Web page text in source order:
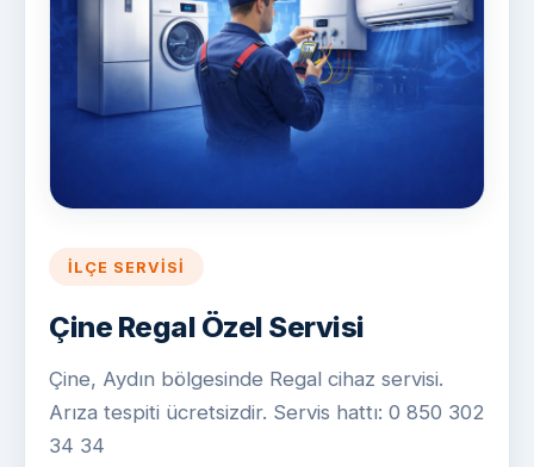
İLÇE SERVISI
Çine Regal Özel Servisi
Çine, Aydın bölgesinde Regal cihaz servisi.
Arıza tespiti ücretsizdir. Servis hattı: 0 850 302
34 34